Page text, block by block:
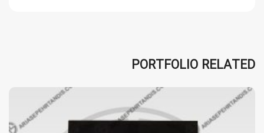
PORTFOLIO RELATED